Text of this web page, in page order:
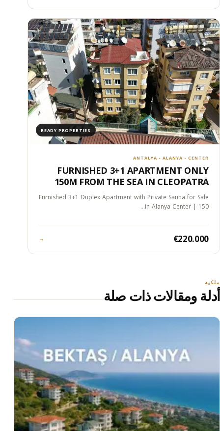
READY PROPERTIES
ANTALYA - ALANYA - CENTER
FURNISHED 3+1 APARTMENT ONLY
150M FROM THE SEA IN CLEOPATRA
Furnished 3+1 Duplex Apartment with Private Sauna for Sale
in Alanya Center | 150…
€220.000
→
ملكية
أدلة ومقالات ذات صلة